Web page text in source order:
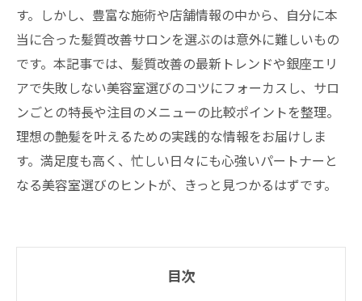
す。しかし、豊富な施術や店舗情報の中から、自分に本
当に合った髪質改善サロンを選ぶのは意外に難しいもの
です。本記事では、髪質改善の最新トレンドや銀座エリ
アで失敗しない美容室選びのコツにフォーカスし、サロ
ンごとの特長や注目のメニューの比較ポイントを整理。
理想の艶髪を叶えるための実践的な情報をお届けしま
す。満足度も高く、忙しい日々にも心強いパートナーと
なる美容室選びのヒントが、きっと見つかるはずです。
目次